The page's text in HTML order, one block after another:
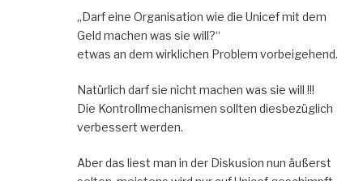
„Darf eine Organisation wie die Unicef mit dem
Geld machen was sie will?“
etwas an dem wirklichen Problem vorbeigehend.
Natürlich darf sie nicht machen was sie will !!!
Die Kontrollmechanismen sollten diesbezüglich
verbessert werden.
Aber das liest man in der Diskusion nun äußerst